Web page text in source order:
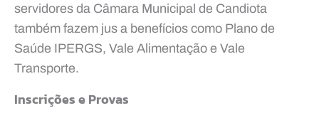
servidores da Câmara Municipal de Candiota
também fazem jus a benefícios como Plano de
Saúde IPERGS, Vale Alimentação e Vale
Transporte.
Inscrições e Provas